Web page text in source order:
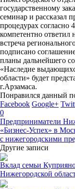
государственному
семинар и рассказал
процедурах
компетентно
встреча
подписано
планы дальнейшего
«Наследие
области» будет
г.Арзамаса.
Понравился данный
Facebook Google+
0
Предприниматели
«Бизнес-Успех» в
с нижегородскими
Другие записи
Вклад семьи
Нижегородской